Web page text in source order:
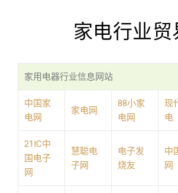
家电行业贸
家用电器行业信息网站
中国家
电网
家电网
88小家
电网
现
电
21IC中
国电子
网
慧聪电
子网
电子发
烧友
中
网